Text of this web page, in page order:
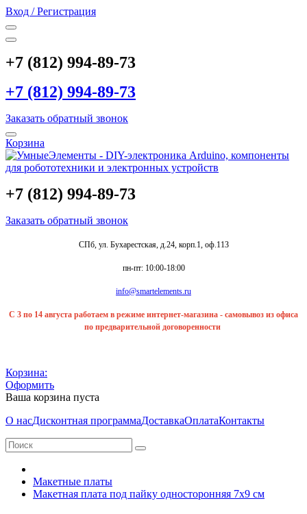
Вход / Регистрация
+7 (812) 994-89-73
+7 (812) 994-89-73
Заказать обратный звонок
Корзина
+7 (812) 994-89-73
Заказать обратный звонок
СПб, ул. Бухарестская, д.24, корп.1, оф.113
пн-пт: 10:00-18:00
info@smartelements.ru
С 3 по 14 августа работаем в режиме интернет-магазина - самовывоз из офиса
по предварительной договоренности
Корзина:
Оформить
Ваша корзина пуста
О насДисконтная программаДоставкаОплатаКонтакты
Макетные платы
Макетная плата под пайку односторонняя 7х9 см